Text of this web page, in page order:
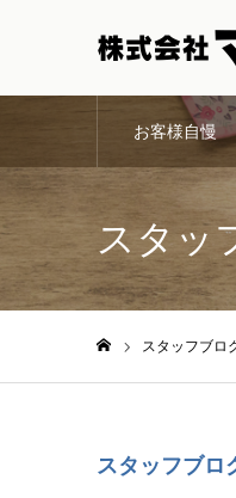
お客様自慢
スタッ
スタッフブロ
スタッフブロ